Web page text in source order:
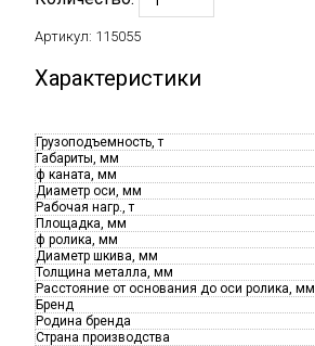
Артикул: 115055
Характеристики
Грузоподъемность, т
Габариты, мм
ф каната, мм
Диаметр оси, мм
Рабочая нагр., т
Площадка, мм
ф ролика, мм
Диаметр шкива, мм
Толщина металла, мм
Расстояние от основания до оси ролика, мм
Бренд
Родина бренда
Страна производства